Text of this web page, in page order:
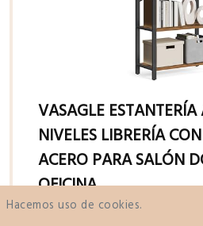
VASAGLE
NIVELES LIBRERÍA
ACERO PARA SALÓN
OFICINA
Hacemos uso de cookies.